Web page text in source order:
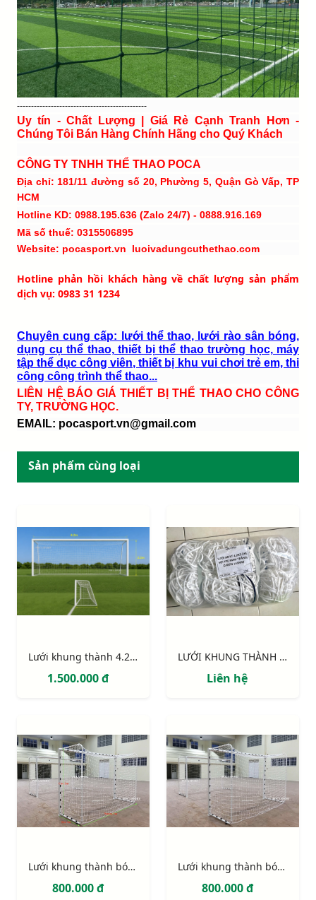
----------------------------------------------
Uy tín - Chất Lượng | Giá Rẻ Cạnh Tranh Hơn -
Chúng Tôi Bán Hàng Chính Hãng cho Quý Khách
CÔNG TY TNHH THỂ THAO POCA
Địa chỉ: 181/11 đường số 20, Phường 5, Quận Gò Vấp, TP
HCM
Hotline KD: 0988.195.636 (Zalo 24/7) - 0888.916.169
Mã số thuế: 0315506895
Website: pocasport.vn luoivadungcuthethao.com
Hotline phản hồi khách hàng về chất lượng sản phẩm
dịch vụ: 0983 31 1234
Chuyên cung cấp: lưới thể thao, lưới rào sân bóng,
dụng cụ thể thao, thiết bị thể thao trường học, máy
tập thể dục công viên, thiết bị khu vui chơi trẻ em, thi
công công trình thể thao...
LIÊN HỆ BÁO GIÁ THIẾT BỊ THỂ THAO CHO CÔNG
TY, TRƯỜNG HỌC.
EMAIL: pocasport.vn@gmail.com
Sản phẩm cùng loại
Lưới khung thành 4.2m x 2.2m x 1m x 1.2m
1.500.000 đ
LƯỚI KHUNG THÀNH 4.2m x 2.2m
Liên hệ
Lưới khung thành bóng đá 5 người (gôn mini sân cỏ nhân tạo)
800.000 đ
Lưới khung thành bóng đá 5 người (gôn mini sân cỏ nhân tạo)
800.000 đ